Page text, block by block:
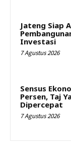
Jateng Siap
Investasi
7 Agustus 2026
Sensus
Persen, Taj
Dipercepat
7 Agustus 2026